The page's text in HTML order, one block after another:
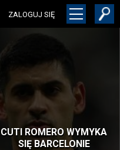
ZALOGUJ SIĘ
CUTI ROMERO WYMYKA
SIĘ BARCELONIE